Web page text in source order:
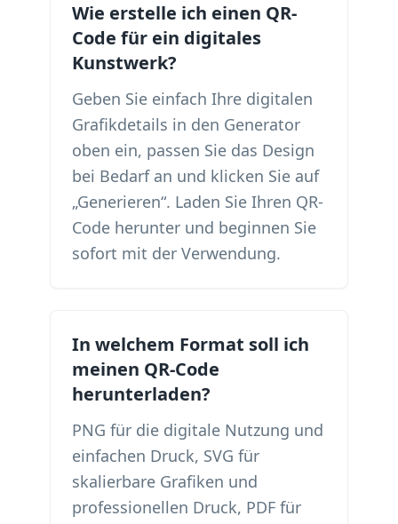
Wie erstelle ich einen QR-
Code für ein digitales
Kunstwerk?
Geben Sie einfach Ihre digitalen
Grafikdetails in den Generator
oben ein, passen Sie das Design
bei Bedarf an und klicken Sie auf
„Generieren“. Laden Sie Ihren QR-
Code herunter und beginnen Sie
sofort mit der Verwendung.
In welchem ​​Format soll ich
meinen QR-Code
herunterladen?
PNG für die digitale Nutzung und
einfachen Druck, SVG für
skalierbare Grafiken und
professionellen Druck, PDF für